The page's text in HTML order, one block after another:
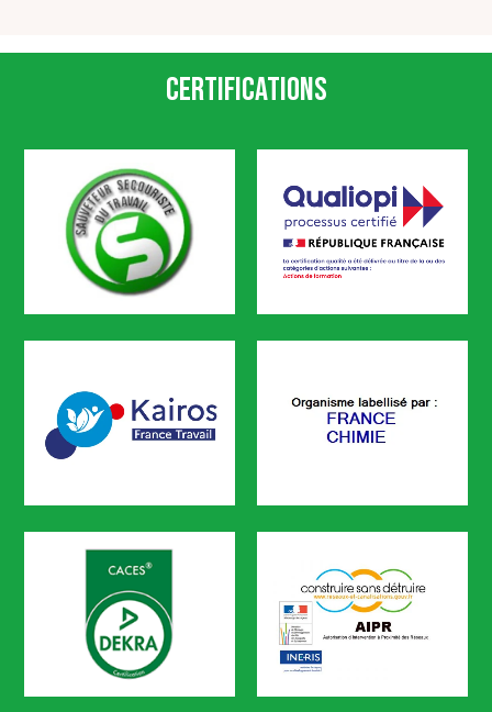
Certifications
SST Qualiopi
KAIROS FRANCE CHIMIE
CACES AIPR